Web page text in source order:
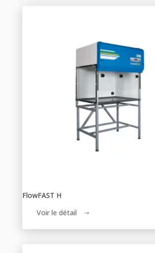
FlowFAST H
Voir le détail
$